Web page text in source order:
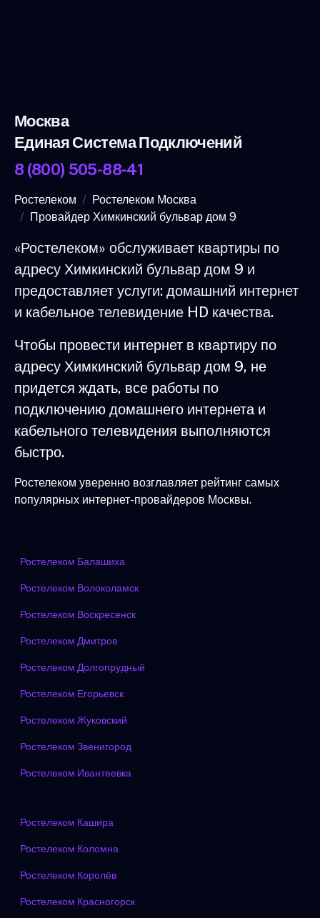
Москва
Единая Система Подключений
8 (800) 505-88-41
Ростелеком
Ростелеком Москва
Провайдер Химкинский бульвар дом 9
«Ростелеком» обслуживает квартиры по
адресу Химкинский бульвар дом 9 и
предоставляет услуги: домашний интернет
и кабельное телевидение HD качества.
Чтобы провести интернет в квартиру по
адресу Химкинский бульвар дом 9, не
придется ждать, все работы по
подключению домашнего интернета и
кабельного телевидения выполняются
быстро.
Ростелеком уверенно возглавляет рейтинг самых
популярных интернет-провайдеров Москвы.
Ростелеком Балашиха
Ростелеком Волоколамск
Ростелеком Воскресенск
Ростелеком Дмитров
Ростелеком Долгопрудный
Ростелеком Егорьевск
Ростелеком Жуковский
Ростелеком Звенигород
Ростелеком Ивантеевка
Ростелеком Кашира
Ростелеком Коломна
Ростелеком Королёв
Ростелеком Красногорск